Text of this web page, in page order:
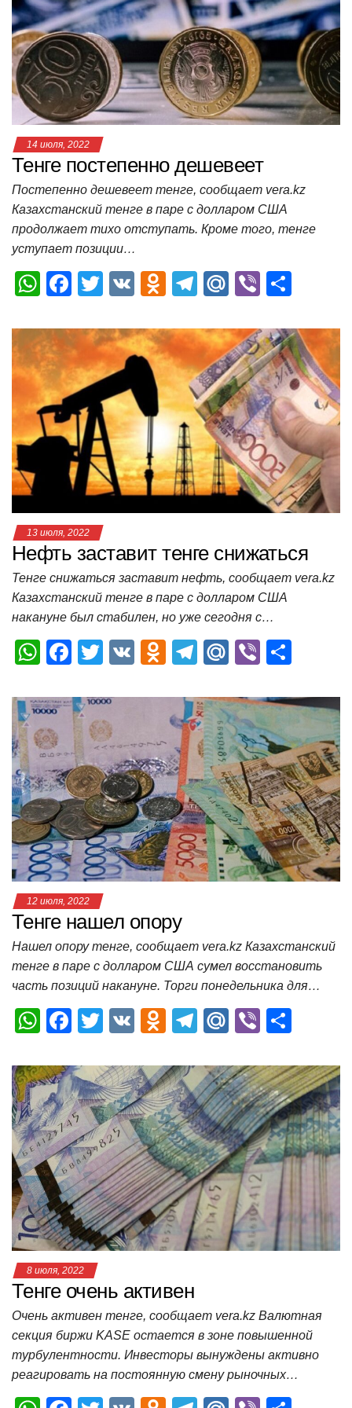
p
p
o
o
k
a
ss
ni
ki
m
в
и
т
ь
14 июля, 2022
Тенге постепенно дешевеет
Постепенно дешевеет тенге, сообщает vera.kz
Казахстанский тенге в паре с долларом США
продолжает тихо отступать. Кроме того, тенге
уступает позиции…
W
at
s
A
p
p
F
c
e
b
o
o
k
T
tt
er
V
O
n
o
kl
a
ss
ni
ki
T
e
gr
a
m
M
.R
u
Vi
er п
р
а
в
и
т
ь
13 июля, 2022
Нефть заставит тенге снижаться
Тенге снижаться заставит нефть, сообщает vera.kz
Казахстанский тенге в паре с долларом США
накануне был стабилен, но уже сегодня с…
W
at
s
A
p
p
F
c
e
b
o
o
k
T
tt
er
V
O
n
o
kl
a
ss
ni
ki
T
e
gr
a
m
M
.R
u
Vi
er п
р
а
в
и
т
ь
12 июля, 2022
Тенге нашел опору
Нашел опору тенге, сообщает vera.kz Казахстанский
тенге в паре с долларом США сумел восстановить
часть позиций накануне. Торги понедельника для…
W
at
s
A
p
p
F
c
e
b
o
o
k
T
tt
er
V
O
n
o
kl
a
ss
ni
ki
T
e
gr
a
m
M
.R
u
Vi
er п
р
а
в
и
т
ь
8 июля, 2022
Тенге очень активен
Очень активен тенге, сообщает vera.kz Валютная
секция биржи KASE остается в зоне повышенной
турбулентности. Инвесторы вынуждены активно
реагировать на постоянную смену рыночных…